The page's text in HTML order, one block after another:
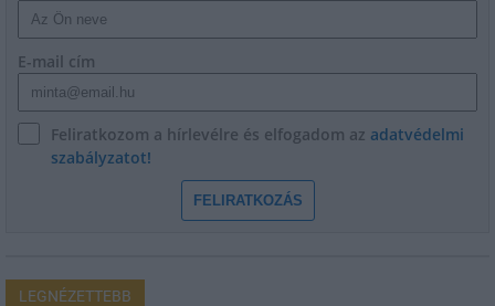
E-mail cím
Feliratkozom a hírlevélre és elfogadom az adatvédelmi
szabályzatot!
FELIRATKOZÁS
LEGNÉZETTEBB